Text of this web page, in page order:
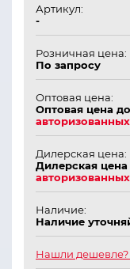
Артикул:
-
Розничная цена:
По запросу
Оптовая цена:
Оптовая цена
авторизованных
Дилерская цена:
Дилерская
авторизованных
Наличие:
Наличие
Нашли